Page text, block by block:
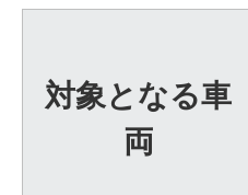
対象となる車
両